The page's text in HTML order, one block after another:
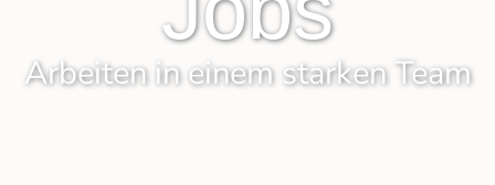
Arbeiten in einem starken Team